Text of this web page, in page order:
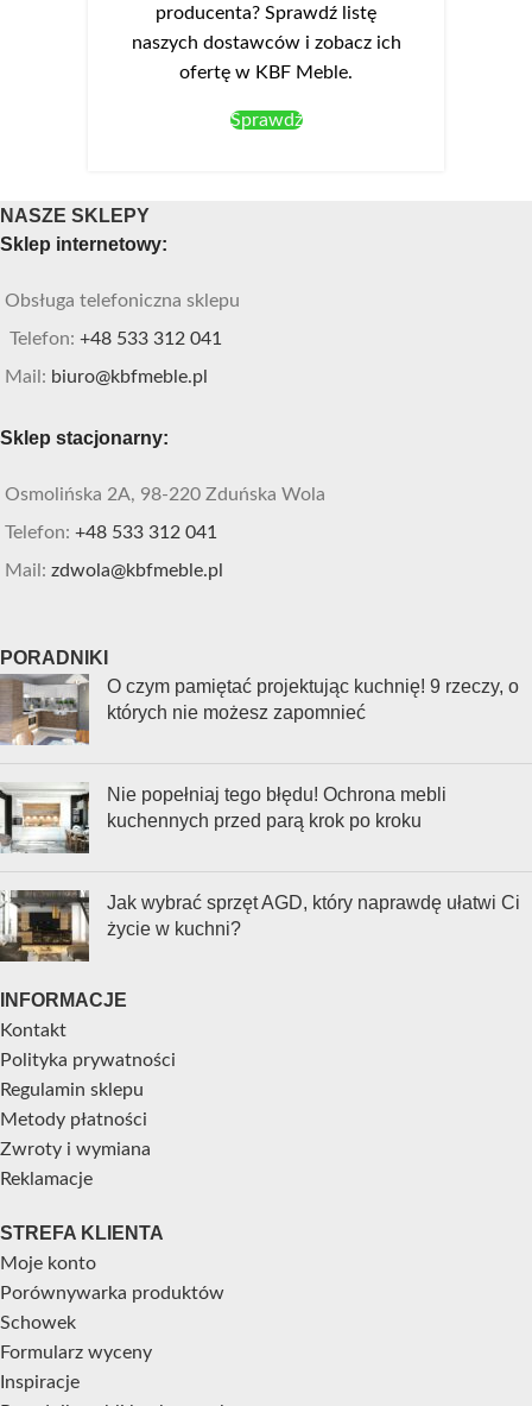
producenta? Sprawdź listę
naszych dostawców i zobacz ich
ofertę w KBF Meble.
Sprawdź
NASZE SKLEPY
Sklep internetowy:
Obsługa telefoniczna sklepu
Telefon: +48 533 312 041
Mail: biuro@kbfmeble.pl
Sklep stacjonarny:
Osmolińska 2A, 98-220 Zduńska Wola
Telefon: +48 533 312 041
Mail: zdwola@kbfmeble.pl
PORADNIKI
O czym pamiętać projektując kuchnię! 9 rzeczy, o
których nie możesz zapomnieć
Nie popełniaj tego błędu! Ochrona mebli
kuchennych przed parą krok po kroku
Jak wybrać sprzęt AGD, który naprawdę ułatwi Ci
życie w kuchni?
INFORMACJE
Kontakt
Polityka prywatności
Regulamin sklepu
Metody płatności
Zwroty i wymiana
Reklamacje
STREFA KLIENTA
Moje konto
Porównywarka produktów
Schowek
Formularz wyceny
Inspiracje